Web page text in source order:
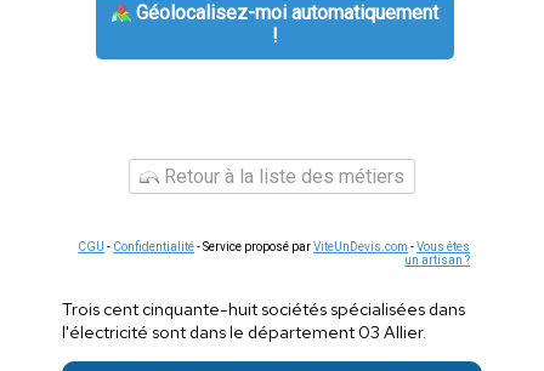
Géolocalisez-moi automatiquement
!
Retour à la liste des métiers
CGU - Confidentialité- Service proposé parViteUnDevis.com -Vous êtes
un artisan ?
Trois cent cinquante-huit sociétés spécialisées dans
l'électricité sont dans le département 03 Allier.